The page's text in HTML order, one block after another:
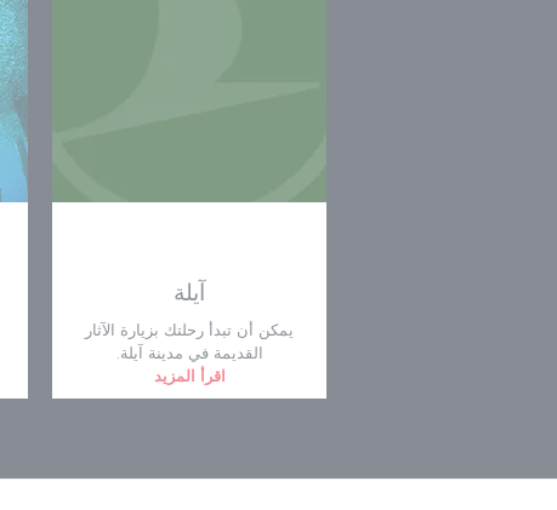
آيلة
يمكن أن تبدأ رحلتك بزيارة الآثار
القديمة في مدينة آيلة.
اقرأ المزيد